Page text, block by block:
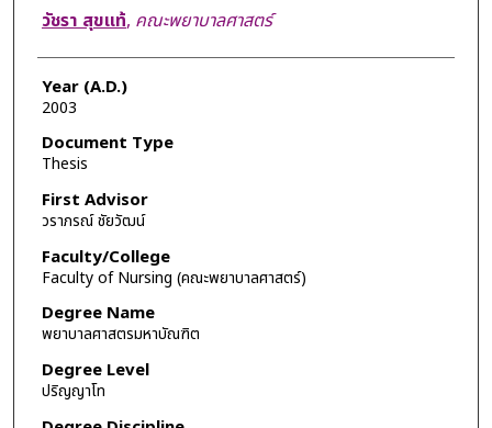
Author
วัชรา สุขแท้, คณะพยาบาลศาสตร์
Year (A.D.)
2003
Document Type
Thesis
First Advisor
วราภรณ์ ชัยวัฒน์
Faculty/College
Faculty of Nursing (คณะพยาบาลศาสตร์)
Degree Name
พยาบาลศาสตรมหาบัณฑิต
Degree Level
ปริญญาโท